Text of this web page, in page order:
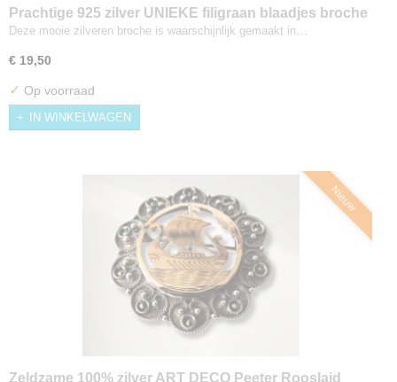
Prachtige 925 zilver UNIEKE filigraan blaadjes broche
Deze mooie zilveren broche is waarschijnlijk gemaakt in…
€ 19,50
✓ Op voorraad
IN WINKELWAGEN
Nieuw
Zeldzame 100% zilver ART DECO Peeter Rooslaid